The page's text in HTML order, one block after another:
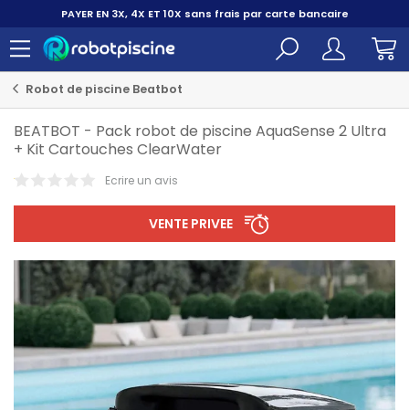
PAYER EN 3X, 4X ET 10X sans frais par carte bancaire
Robot de piscine Beatbot
BEATBOT - Pack robot de piscine AquaSense 2 Ultra
+ Kit Cartouches ClearWater
Ecrire un avis
VENTE PRIVEE